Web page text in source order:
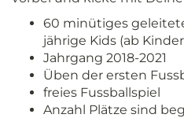
60 minütiges
jährige Kids (ab
Jahrgang 2018-2021
Üben der ersten
freies Fussballspiel
Anzahl Plätze sind